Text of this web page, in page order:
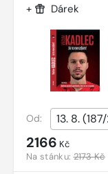
+ Dárek
Od:
2166 Kč
Na stánku:2173 Kč